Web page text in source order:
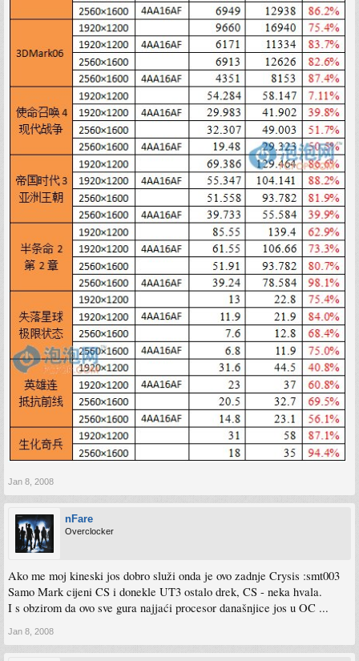
Jan 8, 2008
nFare
Overclocker
Ako me moj kineski jos dobro služi onda je ovo zadnje Crysis :smt003
Samo Mark cijeni CS i donekle UT3 ostalo drek, CS - neka hvala.
I s obzirom da ovo sve gura najjaći procesor današnjice jos u OC ...
Jan 8, 2008